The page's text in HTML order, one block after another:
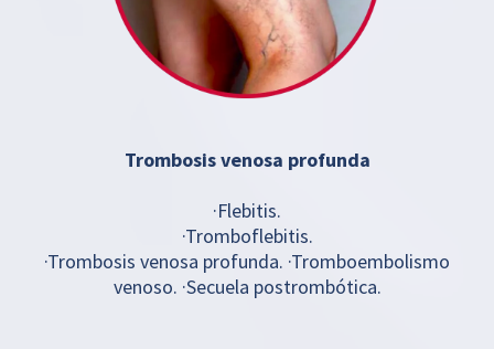
Trombosis venosa profunda
·Flebitis.
·Tromboflebitis.
·Trombosis venosa profunda. ·Tromboembolismo
venoso. ·Secuela postrombótica.